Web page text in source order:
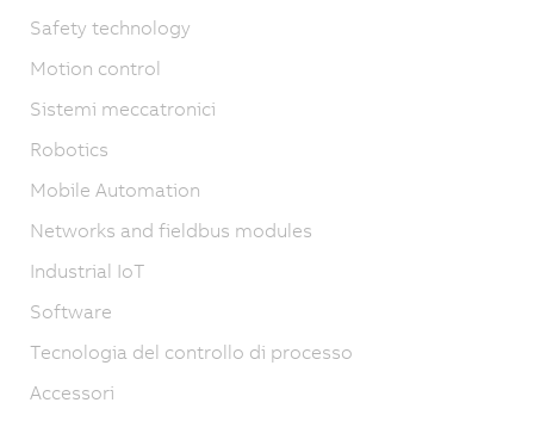
Safety technology
Motion control
Sistemi meccatronici
Robotics
Mobile Automation
Networks and fieldbus modules
Industrial IoT
Software
Tecnologia del controllo di processo
Accessori